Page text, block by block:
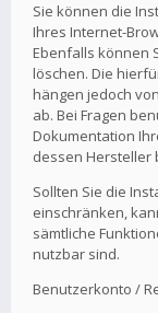
Sie können die
Ihres Internet-
Ebenfalls können
löschen. Die
hängen jedoch
ab. Bei Fragen
Dokumentation
dessen Hersteller
Sollten Sie die
einschränken,
sämtliche
nutzbar sind.
Benutzerkonto /